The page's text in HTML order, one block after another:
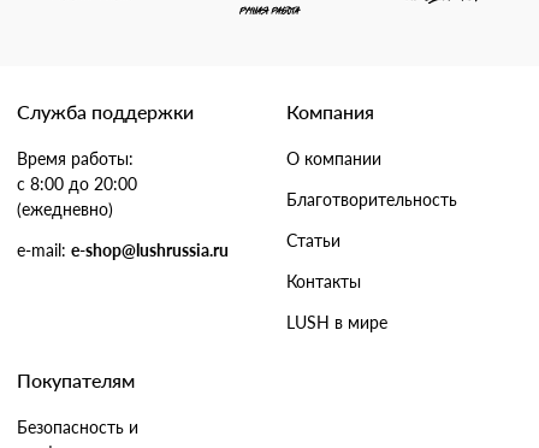
Служба поддержки
Время работы:
с 8:00 до 20:00
(ежедневно)
e-mail: e-shop@lushrussia.ru
Компания
О компании
Благотворительность
Статьи
Контакты
LUSH в мире
Покупателям
Безопасность и